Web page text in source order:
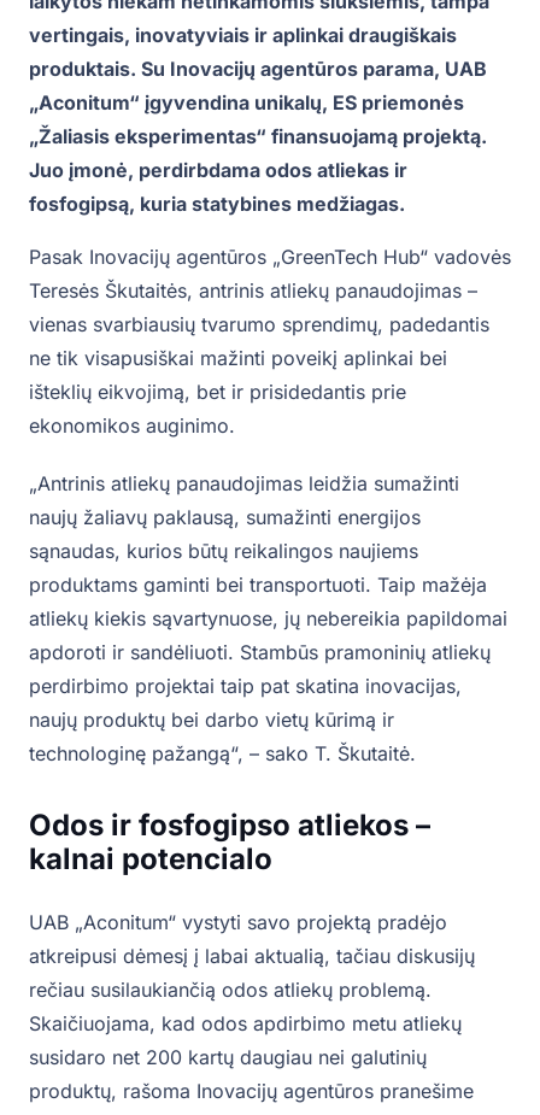
vertingais, inovatyviais ir aplinkai draugiškais
produktais. Su Inovacijų agentūros parama, UAB
„Aconitum“ įgyvendina unikalų, ES priemonės
„Žaliasis eksperimentas“ finansuojamą projektą.
Juo įmonė, perdirbdama odos atliekas ir
fosfogipsą, kuria statybines medžiagas.
Pasak Inovacijų agentūros „GreenTech Hub“ vadovės
Teresės Škutaitės, antrinis atliekų panaudojimas –
vienas svarbiausių tvarumo sprendimų, padedantis
ne tik visapusiškai mažinti poveikį aplinkai bei
išteklių eikvojimą, bet ir prisidedantis prie
ekonomikos auginimo.
„Antrinis atliekų panaudojimas leidžia sumažinti
naujų žaliavų paklausą, sumažinti energijos
sąnaudas, kurios būtų reikalingos naujiems
produktams gaminti bei transportuoti. Taip mažėja
atliekų kiekis sąvartynuose, jų nebereikia papildomai
apdoroti ir sandėliuoti. Stambūs pramoninių atliekų
perdirbimo projektai taip pat skatina inovacijas,
naujų produktų bei darbo vietų kūrimą ir
technologinę pažangą“, – sako T. Škutaitė.
Odos ir fosfogipso atliekos –
kalnai potencialo
UAB „Aconitum“ vystyti savo projektą pradėjo
atkreipusi dėmesį į labai aktualią, tačiau diskusijų
rečiau susilaukiančią odos atliekų problemą.
Skaičiuojama, kad odos apdirbimo metu atliekų
susidaro net 200 kartų daugiau nei galutinių
produktų, rašoma Inovacijų agentūros pranešime